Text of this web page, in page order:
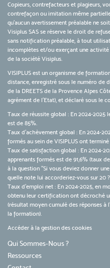
Copieurs, contrefacteurs et plagieurs,
contrefaçon ou imitation même
qu’aucun avertissement préalable ne
Visiplus SAS se réserve le droit de
sans notification préalable, à tout
incomplètes et/ou exerçant une
de la société Visiplus.
VISIPLUS est un organisme de
distance, enregistré sous le numéro de
de la DREETS de la Provence Alpes
agrément de l’Etat), et déclaré sous le
Taux de réussite global : En 2024-
est de 85%.
Taux d’achèvement global : En 2024-
formés au sein de VISIPLUS ont
Taux de satisfaction global : En 2024-
apprenants formés est de 91,6% (taux
à la question "Si vous deviez donner
quelle note lui accorderiez-vous sur 20
Taux d’emploi net : En 2024-2025, en
obtenu leur certification ont décroché
(résultat moyen cumulé des réponses à
la formation).
Accéder à la gestion des cookies
Qui Sommes-Nous ?
Ressources